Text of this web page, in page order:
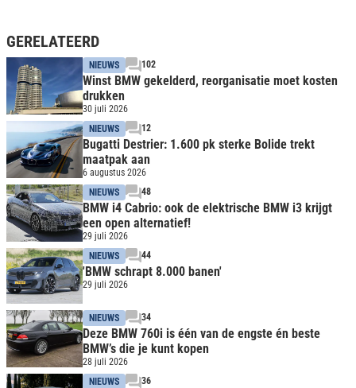
GERELATEERD
NIEUWS 102
Winst BMW gekelderd, reorganisatie moet kosten
drukken
30 juli 2026
NIEUWS
12
Bugatti Destrier: 1.600 pk sterke Bolide trekt
maatpak aan
6 augustus 2026
NIEUWS
48
BMW i4 Cabrio: ook de elektrische BMW i3 krijgt
een open alternatief!
29 juli 2026
NIEUWS
44
'BMW schrapt 8.000 banen'
29 juli 2026
NIEUWS 34
Deze BMW 760i is één van de engste én beste
BMW’s die je kunt kopen
28 juli 2026
NIEUWS
36